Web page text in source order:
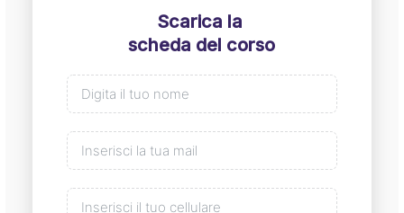
Scarica la
scheda del corso